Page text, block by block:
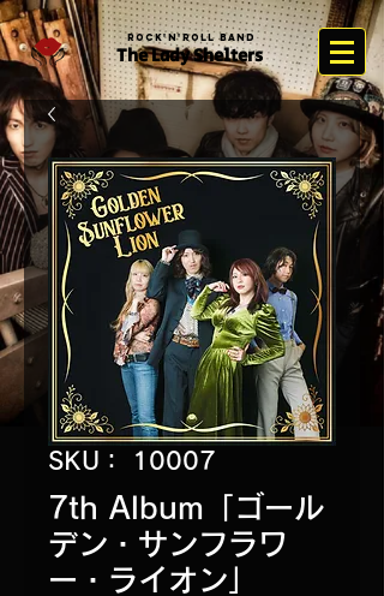
Rock'n'Roll Band
The Lady Shelters
SKU： 10007
7th Album「ゴール
デン・サンフラワ
ー・ライオン」